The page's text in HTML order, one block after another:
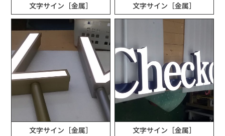
文字サイン［金属］ 文字サイン［金属］
文字サイン［金属］ 文字サイン［金属］